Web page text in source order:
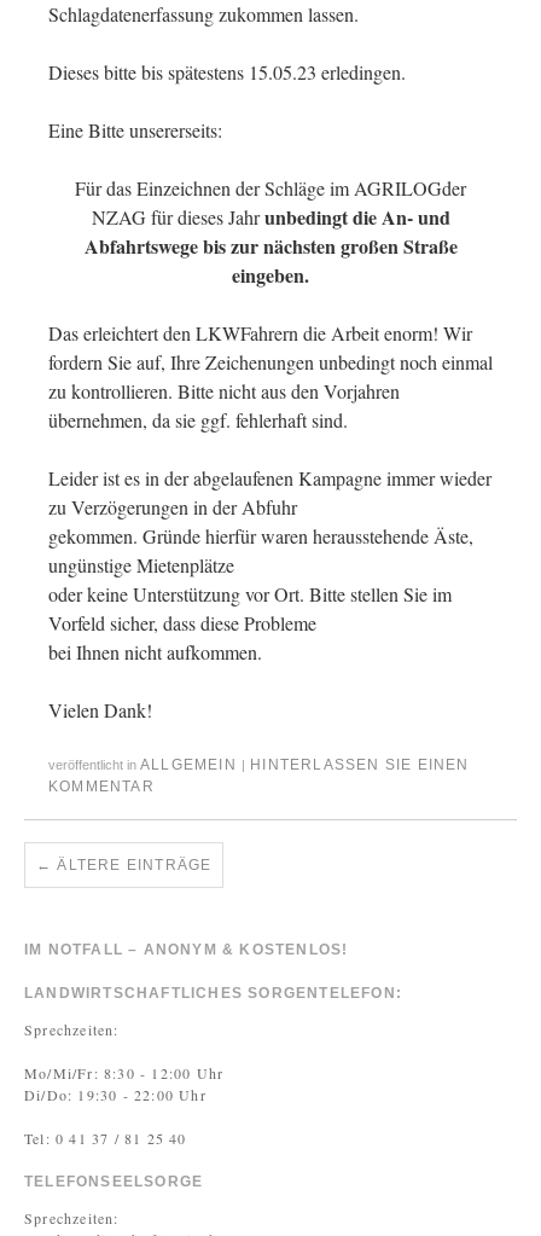
Schlagdatenerfassung zukommen lassen.
Dieses bitte bis spätestens 15.05.23 erledingen.
Eine Bitte unsererseits:
Für das Einzeichnen der Schläge im AGRILOGder
NZAG für dieses Jahrunbedingt die An- und
Abfahrtswege bis zur nächsten großen Straße
eingeben.
Das erleichtert den LKWFahrern die Arbeit enorm! Wir
fordern Sie auf, Ihre Zeichenungen unbedingt noch einmal
zu kontrollieren. Bitte nicht aus den Vorjahren
übernehmen, da sie ggf. fehlerhaft sind.
Leider ist es in der abgelaufenen Kampagne immer wieder
zu Verzögerungen in der Abfuhr
gekommen. Gründe hierfür waren herausstehende Äste,
ungünstige Mietenplätze
oder keine Unterstützung vor Ort. Bitte stellen Sie im
Vorfeld sicher, dass diese Probleme
bei Ihnen nicht aufkommen.
Vielen Dank!
veröffentlicht in ALLGEMEIN
HINTERLASSEN SIE EINEN
KOMMENTAR
← ÄLTERE EINTRÄGE
IM NOTFALL – ANONYM & KOSTENLOS!
LANDWIRTSCHAFTLICHES SORGENTELEFON:
Sprechzeiten:
Mo/Mi/Fr: 8:30 - 12:00 Uhr
Di/Do: 19:30 - 22:00 Uhr
Tel: 0 41 37 / 81 25 40
TELEFONSEELSORGE
Sprechzeiten: